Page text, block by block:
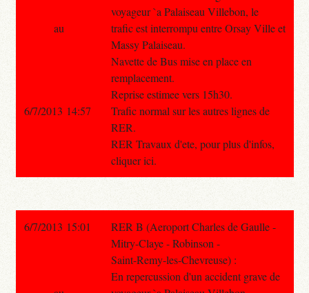
voyageur `a Palaiseau Villebon, le
trafic est interrompu entre Orsay Ville et
Massy Palaiseau.
Navette de Bus mise en place en
remplacement.
Reprise estimee vers 15h30.
Trafic normal sur les autres lignes de
RER.
RER Travaux d'ete, pour plus d'infos,
cliquer ici.
au
6/7/2013 14:57
6/7/2013 15:01
RER B (Aeroport Charles de Gaulle -
Mitry-Claye - Robinson -
Saint-Remy-les-Chevreuse) :
En repercussion d'un accident grave de